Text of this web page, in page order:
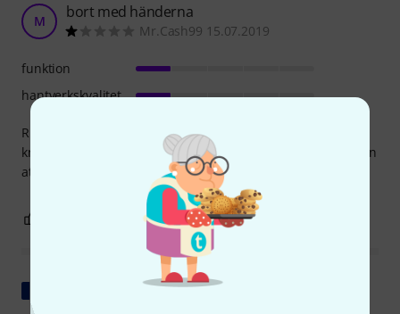
M bort med händerna
Mr.Cash99 15.07.2019
Riktigt billigt skräp. Delarna klämmer så hårt att man
knappt kan vända dem utan verktyg... tyvärr var jag tvungen
att köpa högre kvalitet efter 3 månader.
funktion
hantverkskvalitet
ANMÄL RECENSION